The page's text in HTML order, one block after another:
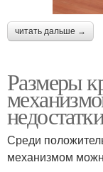
читать дальше →
Размеры
недостатки
Среди
механизмом